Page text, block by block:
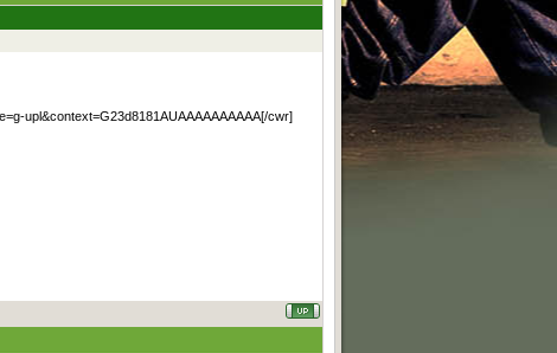
upl&context=G23d8181AUAAAAAAAAAA[/cwr]